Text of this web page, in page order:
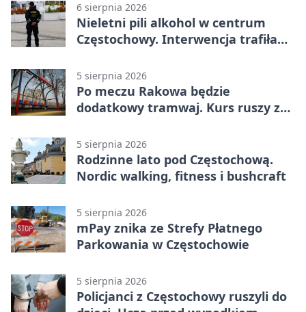
6 sierpnia 2026
Nieletni pili alkohol w centrum
Częstochowy. Interwencja trafiła
5 sierpnia 2026
Po meczu Rakowa będzie
dodatkowy tramwaj. Kurs ruszy ze
5 sierpnia 2026
Rodzinne lato pod Częstochową.
Nordic walking, fitness i bushcraft
5 sierpnia 2026
mPay znika ze Strefy Płatnego
Parkowania w Częstochowie
5 sierpnia 2026
Policjanci z Częstochowy ruszyli do